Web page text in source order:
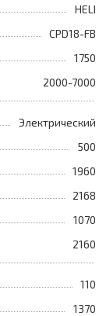
HELI
CPD18-FB
1750
2000-7000
Электрический
500
1960
2168
1070
2160
110
1370